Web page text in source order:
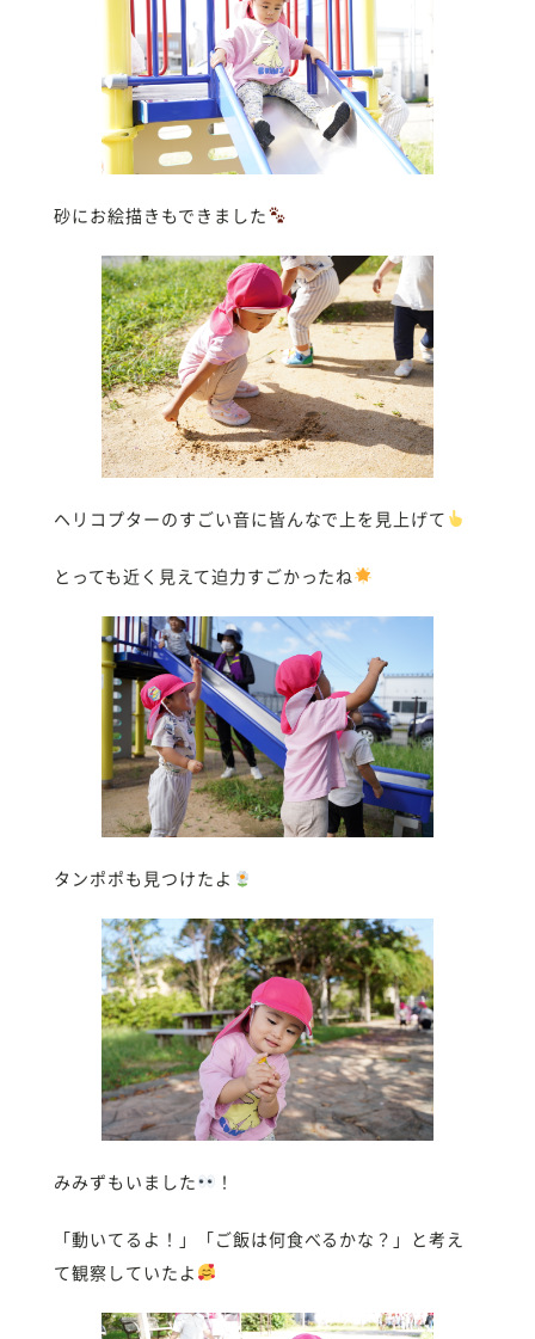
砂にお絵描きもできました
ヘリコプターのすごい音に皆んなで上を見上げて
とっても近く見えて迫力すごかったね
タンポポも見つけたよ
みみずもいました ！
「動いてるよ！」「ご飯は何食べるかな？」と考え
て観察していたよ